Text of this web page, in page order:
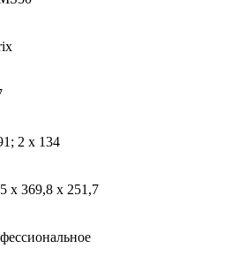
2 х 134
x 369,8 x 251,7